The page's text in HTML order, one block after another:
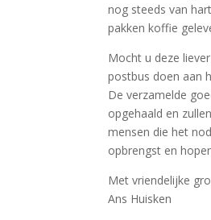
nog steeds van
pakken koffie
Mocht u deze
postbus doen aan
De verzamelde
opgehaald en
mensen die het
opbrengst en
Met vriendelijke
Ans Huisken